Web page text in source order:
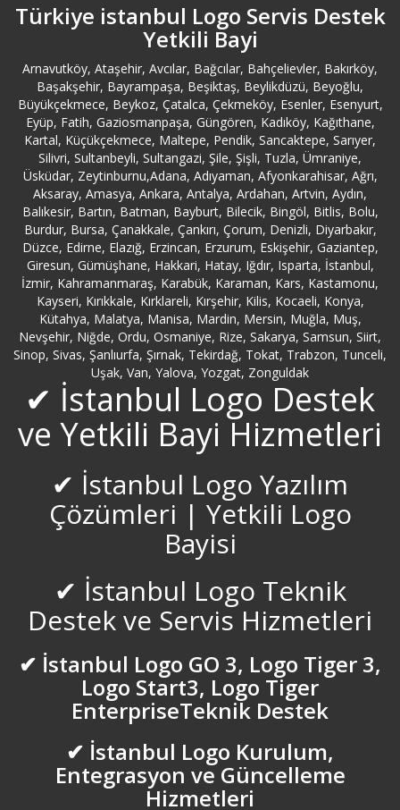
Beşiktaş Logo Servisi
Beykoz Logo Servisi
Beylerbeyi Logo Servisi
Bilecik Logo Servisi
Bingöl Logo Servisi
Bitlis Logo Servisi
Bolu Logo Servisi
Bostancı Logo Servisi
Bursa inegöl Logo Servisi
Bursa Mudanya Logo Servisi
Çamlıca Logo Servisi
Çankırı Logo Servisi
Türkiye istanbul Logo Servis Destek
Yetkili Bayi
Arnavutköy, Ataşehir, Avcılar, Bağcılar, Bahçelievler, Bakırköy,
Başakşehir, Bayrampaşa, Beşiktaş, Beylikdüzü, Beyoğlu,
Büyükçekmece, Beykoz, Çatalca, Çekmeköy, Esenler, Esenyurt,
Eyüp, Fatih, Gaziosmanpaşa, Güngören, Kadıköy, Kağıthane,
Kartal, Küçükçekmece, Maltepe, Pendik, Sancaktepe, Sarıyer,
Silivri, Sultanbeyli, Sultangazi, Şile, Şişli, Tuzla, Ümraniye,
Üsküdar, Zeytinburnu,Adana, Adıyaman, Afyonkarahisar, Ağrı,
Aksaray, Amasya, Ankara, Antalya, Ardahan, Artvin, Aydın,
Balıkesir, Bartın, Batman, Bayburt, Bilecik, Bingöl, Bitlis, Bolu,
Burdur, Bursa, Çanakkale, Çankırı, Çorum, Denizli, Diyarbakır,
Düzce, Edirne, Elazığ, Erzincan, Erzurum, Eskişehir, Gaziantep,
Giresun, Gümüşhane, Hakkari, Hatay, Iğdır, Isparta, İstanbul,
İzmir, Kahramanmaraş, Karabük, Karaman, Kars, Kastamonu,
Kayseri, Kırıkkale, Kırklareli, Kırşehir, Kilis, Kocaeli, Konya,
Kütahya, Malatya, Manisa, Mardin, Mersin, Muğla, Muş,
Nevşehir, Niğde, Ordu, Osmaniye, Rize, Sakarya, Samsun, Siirt,
Sinop, Sivas, Şanlıurfa, Şırnak, Tekirdağ, Tokat, Trabzon, Tunceli,
Uşak, Van, Yalova, Yozgat, Zonguldak
✔ İstanbul Logo Destek
ve Yetkili Bayi Hizmetleri
✔ İstanbul Logo Yazılım
Çözümleri | Yetkili Logo
Bayisi
✔ İstanbul Logo Teknik
Destek ve Servis Hizmetleri
✔ İstanbul Logo GO 3, Logo Tiger 3,
Logo Start3, Logo Tiger
EnterpriseTeknik Destek
✔ İstanbul Logo Kurulum,
Entegrasyon ve Güncelleme
Hizmetleri